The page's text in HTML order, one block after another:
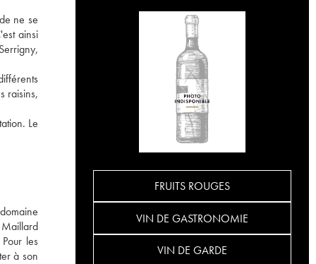
ne se
ainsi
raisins,
Le
les
à son
FRUITS ROUGES
VIN DE GASTRONOMIE
VIN DE GARDE